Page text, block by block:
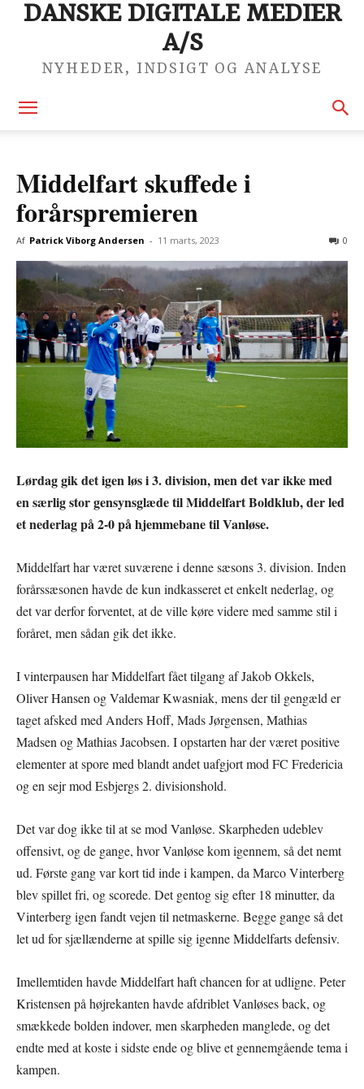
DANSKE DIGITALE MEDIER
A/S
NYHEDER, INDSIGT OG ANALYSE
Middelfart skuffede i
forårspremieren
Af Patrick Viborg Andersen - 11 marts, 2023 0
Lørdag gik det igen løs i 3. division, men det var ikke med
en særlig stor gensynsglæde til Middelfart Boldklub, der led
et nederlag på 2-0 på hjemmebane til Vanløse.
Middelfart har været suværene i denne sæsons 3. division. Inden
forårssæsonen havde de kun indkasseret et enkelt nederlag, og
det var derfor forventet, at de ville køre videre med samme stil i
foråret, men sådan gik det ikke.
I vinterpausen har Middelfart fået tilgang af Jakob Okkels,
Oliver Hansen og Valdemar Kwasniak, mens der til gengæld er
taget afsked med Anders Hoff, Mads Jørgensen, Mathias
Madsen og Mathias Jacobsen. I opstarten har der været positive
elementer at spore med blandt andet uafgjort mod FC Fredericia
og en sejr mod Esbjergs 2. divisionshold.
Det var dog ikke til at se mod Vanløse. Skarpheden udeblev
offensivt, og de gange, hvor Vanløse kom igennem, så det nemt
ud. Første gang var kort tid inde i kampen, da Marco Vinterberg
blev spillet fri, og scorede. Det gentog sig efter 18 minutter, da
Vinterberg igen fandt vejen til netmaskerne. Begge gange så det
let ud for sjællænderne at spille sig igenne Middelfarts defensiv.
Imellemtiden havde Middelfart haft chancen for at udligne. Peter
Kristensen på højrekanten havde afdriblet Vanløses back, og
smækkede bolden indover, men skarpheden manglede, og det
endte med at koste i sidste ende og blive et gennemgående tema i
kampen.